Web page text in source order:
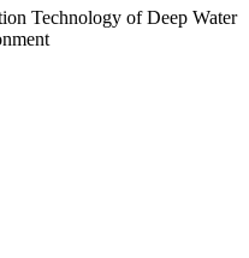
Technology of Deep Water